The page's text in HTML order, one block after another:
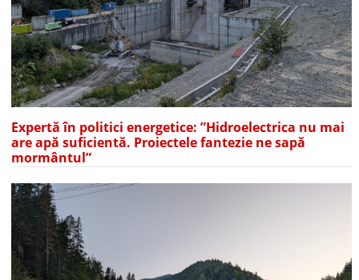
Expertă în politici energetice: ”Hidroelectrica nu mai
are apă suficientă. Proiectele fantezie ne sapă
mormântul”